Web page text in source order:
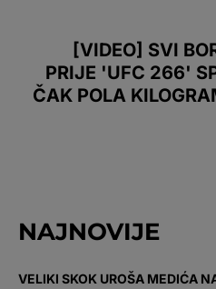
[VIDEO] SVI
PRIJE 'UFC 266'
ČAK POLA
NAJNOVIJE
VELIKI SKOK UROŠA MEDIĆA